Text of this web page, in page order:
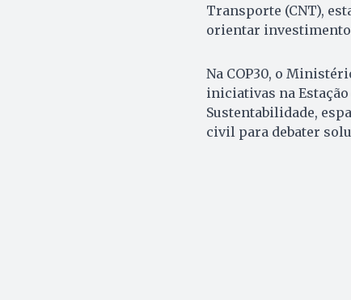
Transporte (CNT),
orientar
Na COP30, o
iniciativas na
Sustentabilidade,
civil para debater